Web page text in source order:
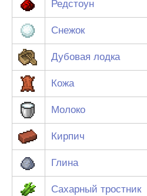
Редстоун
Снежок
Дубовая лодка
Кожа
Молоко
Кирпич
Глина
Сахарный тростник